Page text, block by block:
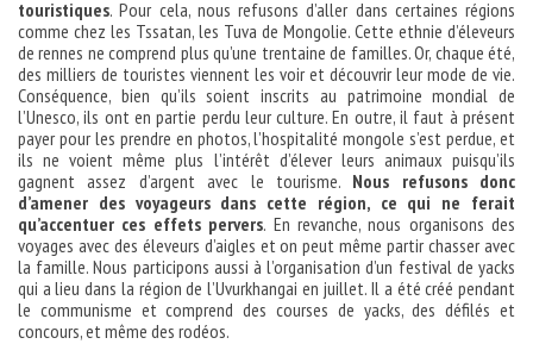
touristiques. Pour cela, nous refusons d’aller dans certaines régions
comme chez les Tssatan, les Tuva de Mongolie. Cette ethnie d’éleveurs
de rennes ne comprend plus qu’une trentaine de familles. Or, chaque été,
des milliers de touristes viennent les voir et découvrir leur mode de vie.
Conséquence, bien qu’ils soient inscrits au patrimoine mondial de
l’Unesco, ils ont en partie perdu leur culture. En outre, il faut à présent
payer pour les prendre en photos, l’hospitalité mongole s’est perdue, et
ils ne voient même plus l’intérêt d’élever leurs animaux puisqu’ils
gagnent assez d’argent avec le tourisme. Nous refusons donc
d’amener des voyageurs dans cette région, ce qui ne ferait
qu’accentuer ces effets pervers. En revanche, nous organisons des
voyages avec des éleveurs d’aigles et on peut même partir chasser avec
la famille. Nous participons aussi à l’organisation d’un festival de yacks
qui a lieu dans la région de l’Uvurkhangai en juillet. Il a été créé pendant
le communisme et comprend des courses de yacks, des défilés et
concours, et même des rodéos.